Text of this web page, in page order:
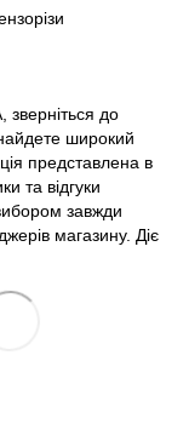
зверніться до
широкий
представлена в
та відгуки
завжди
магазину. Діє